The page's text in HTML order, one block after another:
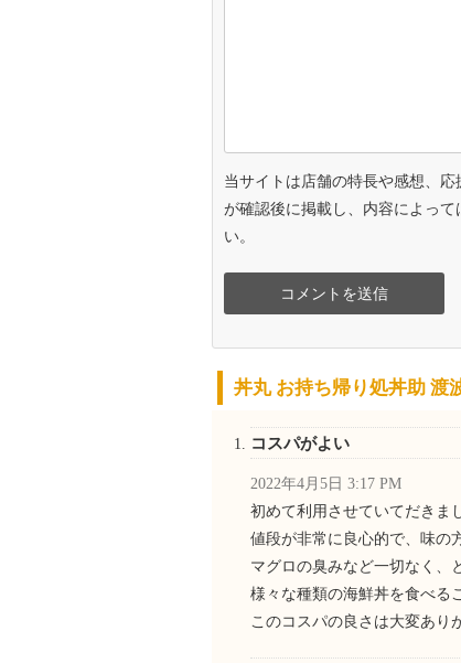
当サイトは店舗の特長や感想、
が確認後に掲載し、内容によっ
い。
丼丸 お持ち帰り処丼助 渡
コスパがよい
2022年4月5日 3:17 PM
初めて利用させていてだきま
値段が非常に良心的で、味の
マグロの臭みなど一切なく、
様々な種類の海鮮丼を食べる
このコスパの良さは大変あり